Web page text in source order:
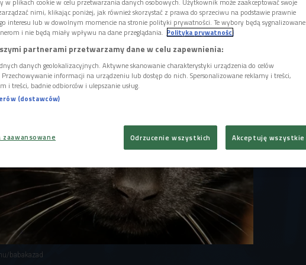
i ich znaczenie. Skąd wzięła się
babakazad
w plikach cookie w celu przetwarzania danych osobowych. Użytkownik może zaakceptować swoje
nimi, klikając poniżej, jak również skorzystać z prawa do sprzeciwu na podstawie prawnie
interesu lub w dowolnym momencie na stronie polityki prywatności. Te wybory będą sygnalizowane
i nie będą miały wpływu na dane przeglądania. Polityka prywatności
partnerami przetwarzamy dane w celu zapewnienia:
danych geolokalizacyjnych. Aktywne skanowanie charakterystyki urządzenia do celów
informacji na urządzeniu lub dostęp do nich. Spersonalizowane reklamy i treści,
i treści, badnie odbiorców i ulepszanie usług.
(dostawców)
Odrzucenie wszystkich Akceptuję wszystkie